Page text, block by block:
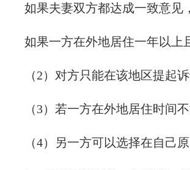
如果夫妻双方都达成一致意见
如果一方在外地居住一年以上
（2）对方只能在该地区提起
（3） 若一方在外地居住时间不
（4）另一方可以选择在自己